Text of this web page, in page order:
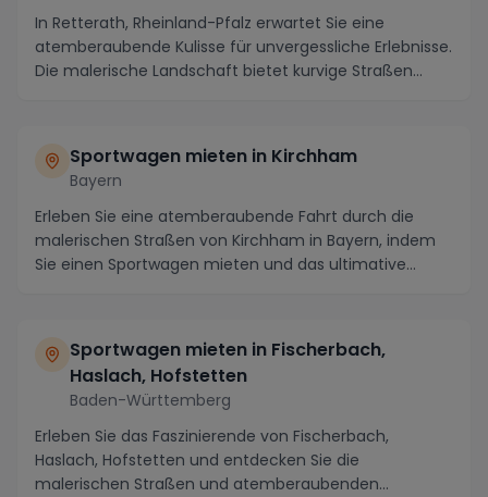
In Retterath, Rheinland-Pfalz erwartet Sie eine
atemberaubende Kulisse für unvergessliche Erlebnisse.
Die malerische Landschaft bietet kurvige Straßen...
Sportwagen mieten in Kirchham
Bayern
Erleben Sie eine atemberaubende Fahrt durch die
malerischen Straßen von Kirchham in Bayern, indem
Sie einen Sportwagen mieten und das ultimative
Sportwagen mieten in Fischerbach,
Haslach, Hofstetten
Baden-Württemberg
Erleben Sie das Faszinierende von Fischerbach,
Haslach, Hofstetten und entdecken Sie die
malerischen Straßen und atemberaubenden